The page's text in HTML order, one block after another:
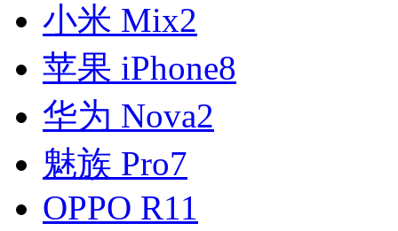
小米 Mix2
苹果 iPhone8
华为 Nova2
魅族 Pro7
OPPO R11